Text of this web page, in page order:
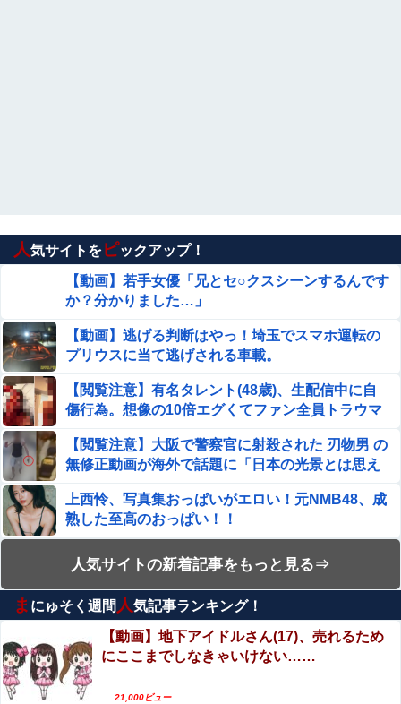
人気サイトをピックアップ！
【動画】若手女優「兄とセ○クスシーンするんです
か？分かりました…」
【動画】逃げる判断はやっ！埼玉でスマホ運転の
プリウスに当て逃げされる車載。
【閲覧注意】有名タレント(48歳)、生配信中に自
傷行為。想像の10倍エグくてファン全員トラウマ
【閲覧注意】大阪で警察官に射殺された 刃物男 の
無修正動画が海外で話題に「日本の光景とは思え
上西怜、写真集おっぱいがエロい！元NMB48、成
熟した至高のおっぱい！！
エロ漫画『どんなお願いでも聞いてくれる同級生
と付き合ったら脳みそ破壊されたお話』をrawや
hitomiを使わずに無料で読む方法│ジャッキー
【最新2026年版】【大量射精】「世界一ザーメン
を大量に発射する男のぶっかけSEX」シリーズが
凄すぎてワロタwww
【動画】よく助けられたな。岐阜の川で外国人が
溺れてしまう事故。
人気サイトの新着記事をもっと見る⇒
ま にゅそく週間 人気記事ランキング！
【動画】地下アイドルさん(17)、売れるため
にここまでしなきゃいけない……
21,000ビュー